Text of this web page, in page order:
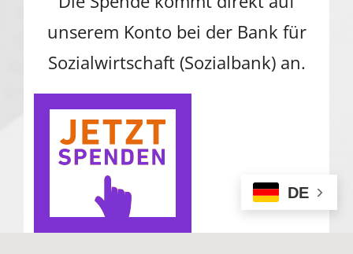
unserem Konto bei der Bank für
Sozialwirtschaft (Sozialbank) an.
DE